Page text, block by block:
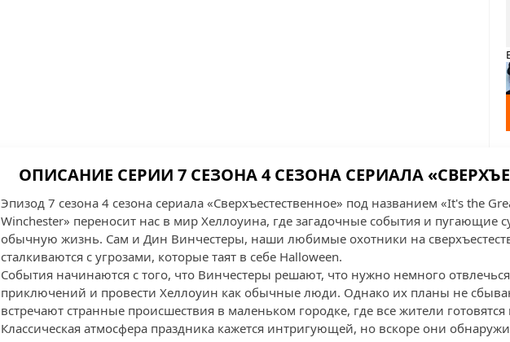
ОПИСАНИЕ СЕРИИ 7 СЕЗОНА 4 СЕЗОНА СЕРИАЛА
Эпизод 7 сезона 4 сезона сериала «Сверхъестественное» под названием «It's the
Winchester» переносит нас в мир Хеллоуина, где загадочные события и пугающие
обычную жизнь. Сам и Дин Винчестеры, наши любимые охотники на
сталкиваются с угрозами, которые таят в себе Halloween.
События начинаются с того, что Винчестеры решают, что нужно немного
приключений и провести Хеллоуин как обычные люди. Однако их планы не
встречают странные происшествия в маленьком городке, где все жители готовятся
Классическая атмосфера праздника кажется интригующей, но вскоре они